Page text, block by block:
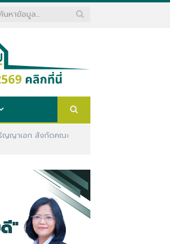
ริญญาเอก สังกัดคณะ